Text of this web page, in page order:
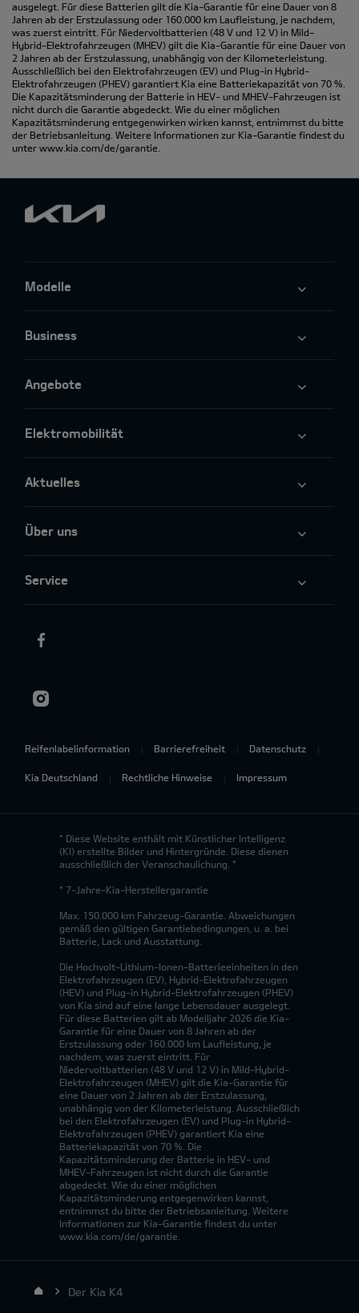
ausgelegt. Für diese Batterien gilt die Kia-Garantie für eine Dauer von 8
Jahren ab der Erstzulassung oder 160.000 km Laufleistung, je nachdem,
was zuerst eintritt. Für Niedervoltbatterien (48 V und 12 V) in Mild-
Hybrid-Elektrofahrzeugen (MHEV) gilt die Kia-Garantie für eine Dauer von
2 Jahren ab der Erstzulassung, unabhängig von der Kilometerleistung.
Ausschließlich bei den Elektrofahrzeugen (EV) und Plug-in Hybrid-
Elektrofahrzeugen (PHEV) garantiert Kia eine Batteriekapazität von 70 %.
Die Kapazitätsminderung der Batterie in HEV- und MHEV-Fahrzeugen ist
nicht durch die Garantie abgedeckt. Wie du einer möglichen
Kapazitätsminderung entgegenwirken wirken kannst, entnimmst du bitte
der Betriebsanleitung. Weitere Informationen zur Kia-Garantie findest du
unter www.kia.com/de/garantie.
Modelle
Business
Angebote
Elektromobilität
Aktuelles
Über uns
Service
Reifenlabelinformation Barrierefreiheit Datenschutz
Kia Deutschland Rechtliche Hinweise Impressum
* Diese Website enthält mit Künstlicher Intelligenz
(KI) erstellte Bilder und Hintergründe. Diese dienen
ausschließlich der Veranschaulichung. *
* 7-Jahre-Kia-Herstellergarantie
Max. 150.000 km Fahrzeug-Garantie. Abweichungen
gemäß den gültigen Garantiebedingungen, u. a. bei
Batterie, Lack und Ausstattung.
Die Hochvolt-Lithium-Ionen-Batterieeinheiten in den
Elektrofahrzeugen (EV), Hybrid-Elektrofahrzeugen
(HEV) und Plug-in Hybrid-Elektrofahrzeugen (PHEV)
von Kia sind auf eine lange Lebensdauer ausgelegt.
Für diese Batterien gilt ab Modelljahr 2026 die Kia-
Garantie für eine Dauer von 8 Jahren ab der
Erstzulassung oder 160.000 km Laufleistung, je
nachdem, was zuerst eintritt. Für
Niedervoltbatterien (48 V und 12 V) in Mild-Hybrid-
Elektrofahrzeugen (MHEV) gilt die Kia-Garantie für
eine Dauer von 2 Jahren ab der Erstzulassung,
unabhängig von der Kilometerleistung. Ausschließlich
bei den Elektrofahrzeugen (EV) und Plug-in Hybrid-
Elektrofahrzeugen (PHEV) garantiert Kia eine
Batteriekapazität von 70 %. Die
Kapazitätsminderung der Batterie in HEV- und
MHEV-Fahrzeugen ist nicht durch die Garantie
abgedeckt. Wie du einer möglichen
Kapazitätsminderung entgegenwirken kannst,
entnimmst du bitte der Betriebsanleitung. Weitere
Informationen zur Kia-Garantie findest du unter
www.kia.com/de/garantie.
Der Kia K4